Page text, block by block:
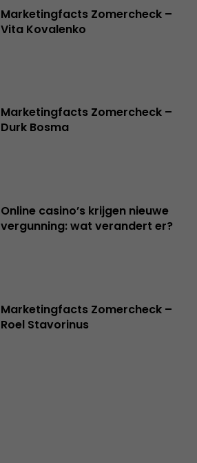
Marketingfacts Zomercheck –
Vita Kovalenko
Marketingfacts Zomercheck –
Durk Bosma
Online casino’s krijgen nieuwe
vergunning: wat verandert er?
Marketingfacts Zomercheck –
Roel Stavorinus